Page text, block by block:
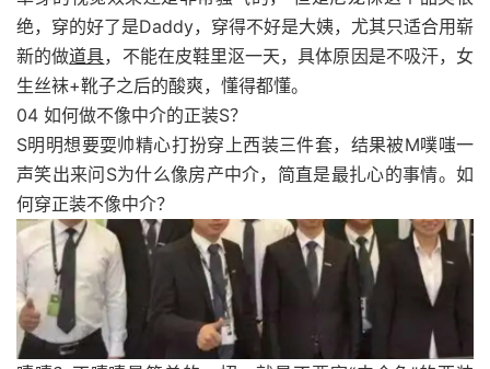
绝，穿的好了是Daddy，穿得不好是大姨，尤其只适合用崭
新的做道具，不能在皮鞋里沤一天，具体原因是不吸汗，女
生丝袜+靴子之后的酸爽，懂得都懂。
04 如何做不像中介的正装S？
S明明想要耍帅精心打扮穿上西装三件套，结果被M噗嗤一
声笑出来问S为什么像房产中介，简直是最扎心的事情。如
何穿正装不像中介？